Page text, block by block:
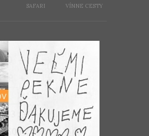
SAFARI VÍNNE CESTY